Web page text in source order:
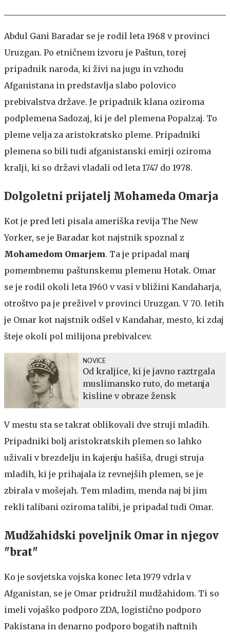
Abdul Gani Baradar se je rodil leta 1968 v provinci
Uruzgan. Po etničnem izvoru je Paštun, torej
pripadnik naroda, ki živi na jugu in vzhodu
Afganistana in predstavlja slabo polovico
prebivalstva države. Je pripadnik klana oziroma
podplemena Sadozaj, ki je del plemena Popalzaj. To
pleme velja za aristokratsko pleme. Pripadniki
plemena so bili tudi afganistanski emirji oziroma
kralji, ki so državi vladali od leta 1747 do 1978.
Dolgoletni prijatelj Mohameda Omarja
Kot je pred leti pisala ameriška revija The New
Yorker, se je Baradar kot najstnik spoznal z
Mohamedom Omarjem. Ta je pripadal manj
pomembnemu paštunskemu plemenu Hotak. Omar
se je rodil okoli leta 1960 v vasi v bližini Kandaharja,
otroštvo pa je preživel v provinci Uruzgan. V 70. letih
je Omar kot najstnik odšel v Kandahar, mesto, ki zdaj
šteje okoli pol milijona prebivalcev.
NOVICE
Od kraljice, ki je javno raztrgala
muslimansko ruto, do metanja
kisline v obraze žensk
V mestu sta se takrat oblikovali dve struji mladih.
Pripadniki bolj aristokratskih plemen so lahko
uživali v brezdelju in kajenju hašiša, drugi struja
mladih, ki je prihajala iz revnejših plemen, se je
zbirala v mošejah. Tem mladim, menda naj bi jim
rekli talibani oziroma talibi, je pripadal tudi Omar.
Mudžahidski poveljnik Omar in njegov
"brat"
Ko je sovjetska vojska konec leta 1979 vdrla v
Afganistan, se je Omar pridružil mudžahidom. Ti so
imeli vojaško podporo ZDA, logistično podporo
Pakistana in denarno podporo bogatih naftnih